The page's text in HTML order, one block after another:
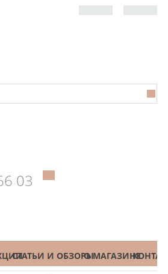
03
СТАТЬИ И ОБЗОРЫО МАГАЗИНЕ